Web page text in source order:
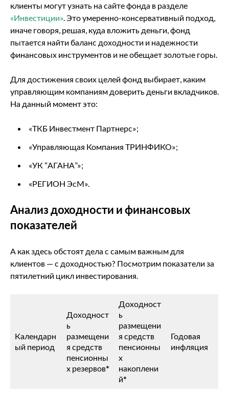
клиенты могут узнать на сайте фонда в разделе
«Инвестиции». Это умеренно-консервативный подход,
иначе говоря, решая, куда вложить деньги, фонд
пытается найти баланс доходности и надежности
финансовых инструментов и не обещает золотые горы.
Для достижения своих целей фонд выбирает, каким
управляющим компаниям доверить деньги вкладчиков.
На данный момент это:
«ТКБ Инвестмент Партнерс»;
«Управляющая Компания ТРИНФИКО»;
«УК “АГАНА”»;
«РЕГИОН ЭсМ».
Анализ доходности и финансовых
показателей
А как здесь обстоят дела с самым важным для
клиентов — с доходностью? Посмотрим показатели за
пятилетний цикл инвестирования.
Календарн
ый период
Доходност
ь
размещени
я средств
пенсионны
х резервов*
Доходност
ь
размещени
я средств
пенсионны
х
накоплени
й*
Годовая
инфляция